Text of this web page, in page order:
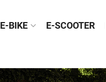
E-BIKE E-SCOOTER